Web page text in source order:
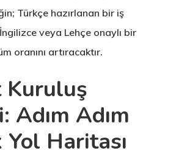
Türkçe hazırlanan bir iş
veya Lehçe onaylı bir
oranını artıracaktır.
Kuruluş
Adım Adım
Haritası